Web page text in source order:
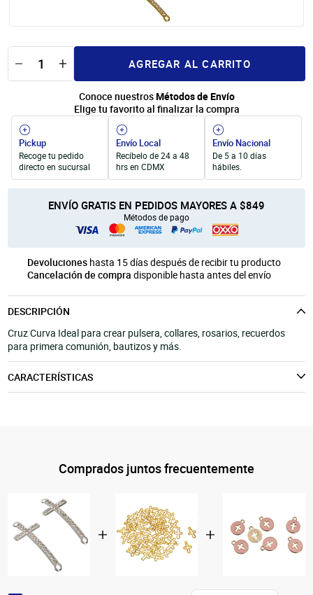
Manualidades Navideñas
AGREGAR AL CARRITO
Conoce nuestrosMétodos de Envío
Elige tu favorito al finalizar la compra
Pickup
Recoge tu pedido
directo en sucursal
Envío Local
Recíbelo de 24 a 48
hrs en CDMX
Envío Nacional
De 5 a 10 días
hábiles.
ENVÍO GRATIS EN PEDIDOS MAYORES A $849
Métodos de pago
Devoluciones hasta 15 días después de recibir tu producto
Cancelación de compra disponible hasta antes del envío
DESCRIPCIÓN
Cruz Curva Ideal para crear pulsera, collares, rosarios, recuerdos
para primera comunión, bautizos y más.
CARACTERÍSTICAS
Comprados juntos frecuentemente